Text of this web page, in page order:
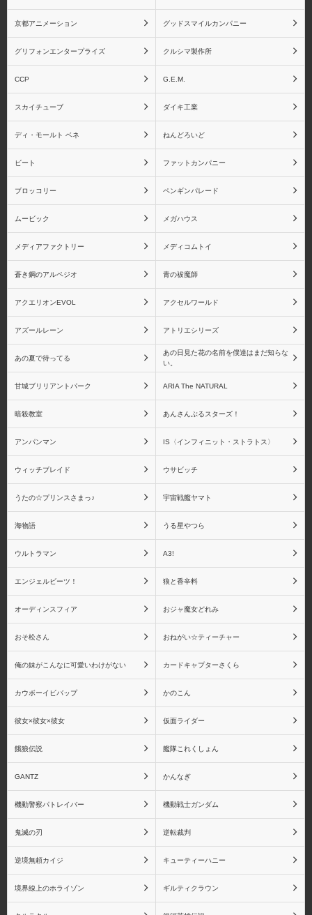
京都アニメーション グッドスマイルカンパニー
グリフォンエンタープライズ クルシマ製作所
CCP G.E.M.
スカイチューブ ダイキ工業
ディ・モールト ベネ ねんどろいど
ビート ファットカンパニー
ブロッコリー ペンギンパレード
ムービック メガハウス
メディアファクトリー メディコムトイ
蒼き鋼のアルペジオ 青の祓魔師
アクエリオンEVOL アクセルワールド
アズールレーン アトリエシリーズ
あの夏で待ってる
あの日見た花の名前を僕達はまだ知らな
い。
甘城ブリリアントパーク ARIA The NATURAL
暗殺教室 あんさんぶるスターズ！
アンパンマン IS〈インフィニット・ストラトス〉
ウィッチブレイド ウサビッチ
うたの☆プリンスさまっ♪ 宇宙戦艦ヤマト
海物語 うる星やつら
ウルトラマン A3!
エンジェルビーツ！ 狼と香辛料
オーディンスフィア おジャ魔女どれみ
おそ松さん おねがい☆ティーチャー
俺の妹がこんなに可愛いわけがない カードキャプターさくら
カウボーイビバップ かのこん
彼女×彼女×彼女 仮面ライダー
餓狼伝説 艦隊これくしょん
GANTZ かんなぎ
機動警察パトレイバー 機動戦士ガンダム
鬼滅の刃 逆転裁判
逆境無頼カイジ キューティーハニー
境界線上のホライゾン ギルティクラウン